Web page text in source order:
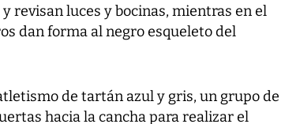
revisan luces y bocinas, mientras en el
dan forma al negro esqueleto del
de tartán azul y gris, un grupo de
hacia la cancha para realizar el